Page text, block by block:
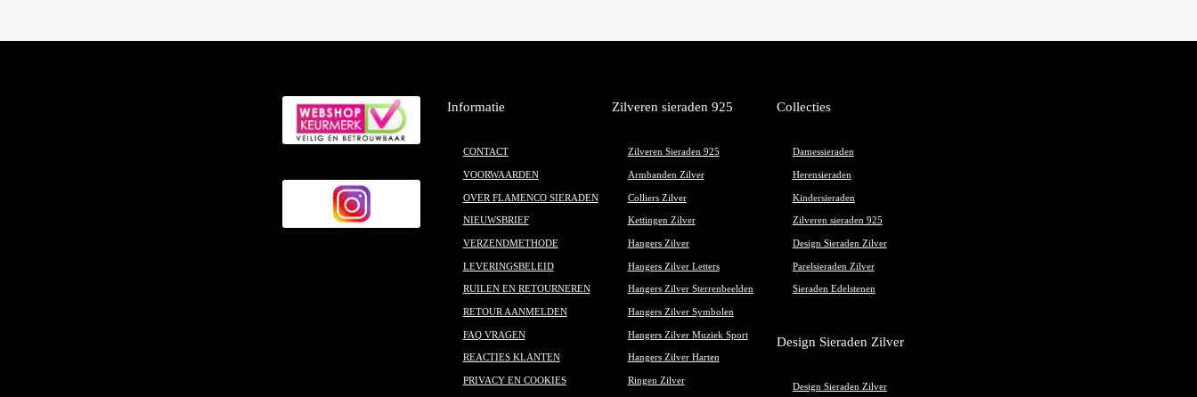
Informatie
CONTACT
VOORWAARDEN
OVER FLAMENCO SIERADEN
NIEUWSBRIEF
VERZENDMETHODE
LEVERINGSBELEID
RUILEN EN RETOURNEREN
RETOUR AANMELDEN
FAQ VRAGEN
REACTIES KLANTEN
PRIVACY EN COOKIES
Zilveren sieraden 925
Zilveren Sieraden 925
Armbanden Zilver
Colliers Zilver
Kettingen Zilver
Hangers Zilver
Hangers Zilver Letters
Hangers Zilver Sterrenbeelden
Hangers Zilver Symbolen
Hangers Zilver Muziek Sport
Hangers Zilver Harten
Ringen Zilver
Collecties
Damessieraden
Herensieraden
Kindersieraden
Zilveren sieraden 925
Design Sieraden Zilver
Parelsieraden Zilver
Sieraden Edelstenen
Design Sieraden Zilver
Design Sieraden Zilver